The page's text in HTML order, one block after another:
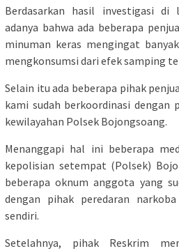
Berdasarkan hasil investigasi di
adanya bahwa ada beberapa
minuman keras mengingat
mengkonsumsi dari efek samping
Selain itu ada beberapa pihak
kami sudah berkoordinasi dengan
kewilayahan Polsek Bojongsoang.
Menanggapi hal ini beberapa
kepolisian setempat (Polsek)
beberapa oknum anggota yang
dengan pihak peredaran
sendiri.
Setelahnya, pihak Reskrim